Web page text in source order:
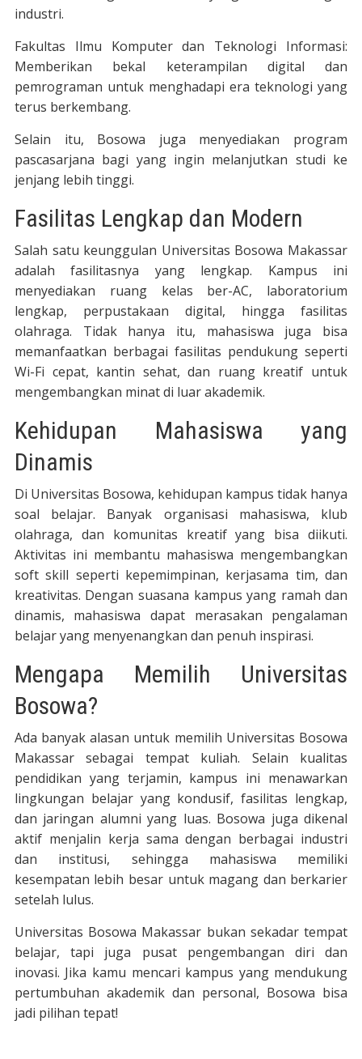
industri.
Fakultas Ilmu Komputer dan Teknologi Informasi:
Memberikan bekal keterampilan digital dan
pemrograman untuk menghadapi era teknologi yang
terus berkembang.
Selain itu, Bosowa juga menyediakan program
pascasarjana bagi yang ingin melanjutkan studi ke
jenjang lebih tinggi.
Fasilitas Lengkap dan Modern
Salah satu keunggulan Universitas Bosowa Makassar
adalah fasilitasnya yang lengkap. Kampus ini
menyediakan ruang kelas ber-AC, laboratorium
lengkap, perpustakaan digital, hingga fasilitas
olahraga. Tidak hanya itu, mahasiswa juga bisa
memanfaatkan berbagai fasilitas pendukung seperti
Wi-Fi cepat, kantin sehat, dan ruang kreatif untuk
mengembangkan minat di luar akademik.
Kehidupan Mahasiswa yang
Dinamis
Di Universitas Bosowa, kehidupan kampus tidak hanya
soal belajar. Banyak organisasi mahasiswa, klub
olahraga, dan komunitas kreatif yang bisa diikuti.
Aktivitas ini membantu mahasiswa mengembangkan
soft skill seperti kepemimpinan, kerjasama tim, dan
kreativitas. Dengan suasana kampus yang ramah dan
dinamis, mahasiswa dapat merasakan pengalaman
belajar yang menyenangkan dan penuh inspirasi.
Mengapa Memilih Universitas
Bosowa?
Ada banyak alasan untuk memilih Universitas Bosowa
Makassar sebagai tempat kuliah. Selain kualitas
pendidikan yang terjamin, kampus ini menawarkan
lingkungan belajar yang kondusif, fasilitas lengkap,
dan jaringan alumni yang luas. Bosowa juga dikenal
aktif menjalin kerja sama dengan berbagai industri
dan institusi, sehingga mahasiswa memiliki
kesempatan lebih besar untuk magang dan berkarier
setelah lulus.
Universitas Bosowa Makassar bukan sekadar tempat
belajar, tapi juga pusat pengembangan diri dan
inovasi. Jika kamu mencari kampus yang mendukung
pertumbuhan akademik dan personal, Bosowa bisa
jadi pilihan tepat!